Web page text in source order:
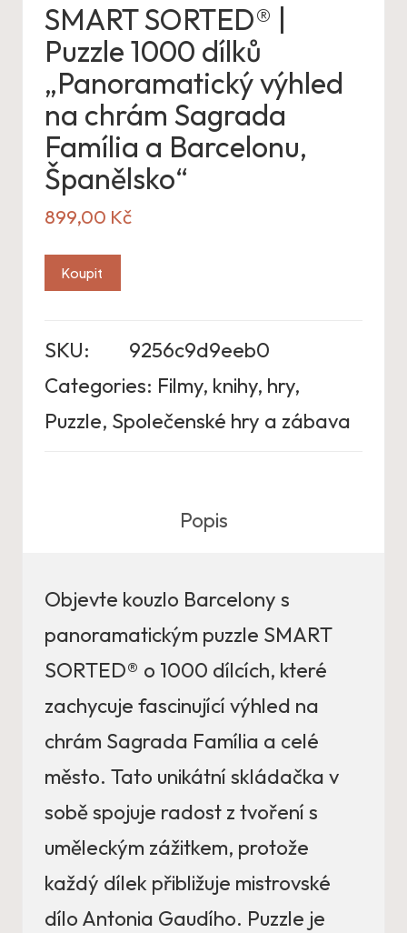
SMART SORTED® |
Puzzle 1000 dílků
„Panoramatický výhled
na chrám Sagrada
Família a Barcelonu,
Španělsko“
899,00 Kč
Koupit
SKU:
9256c9d9eeb0
Categories: Filmy, knihy, hry,
Puzzle, Společenské hry a zábava
Popis
Objevte kouzlo Barcelony s
panoramatickým puzzle SMART
SORTED® o 1000 dílcích, které
zachycuje fascinující výhled na
chrám Sagrada Família a celé
město. Tato unikátní skládačka v
sobě spojuje radost z tvoření s
uměleckým zážitkem, protože
každý dílek přibližuje mistrovské
dílo Antonia Gaudího. Puzzle je